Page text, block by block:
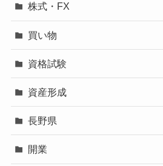
株式・FX
買い物
資格試験
資産形成
長野県
開業